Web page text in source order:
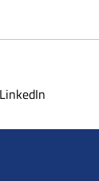
LinkedIn